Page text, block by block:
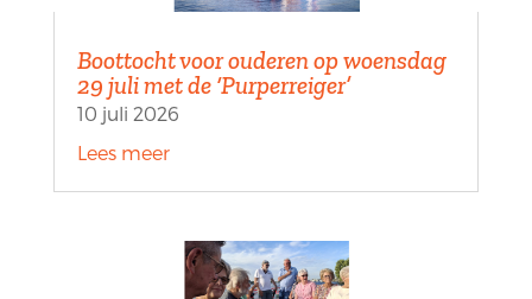
Boottocht voor ouderen op woensdag
29 juli met de ‘Purperreiger’
10 juli 2026
Lees meer